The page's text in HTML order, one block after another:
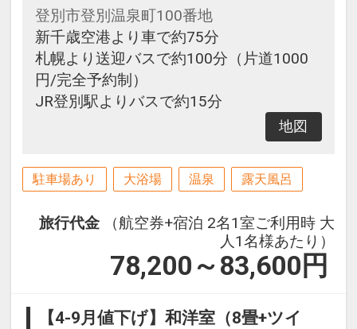
登別市登別温泉町100番地
新千歳空港より車で約75分
札幌より送迎バスで約100分（片道1000
円/完全予約制）
JR登別駅よりバスで約15分
地図
駐車場あり 大浴場 温泉 露天風呂
旅行代金
（航空券+宿泊 2名1室ご利用時 大
人1名様あたり）
78,200～83,600 円
【4-9月値下げ】和洋室（8畳+ツイ